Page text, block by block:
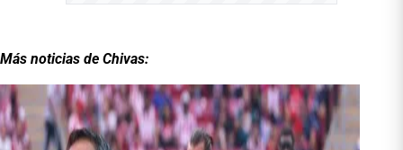
Más noticias de Chivas: